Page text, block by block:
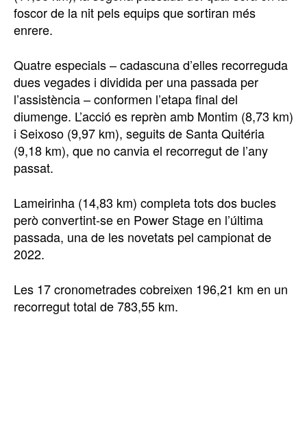
foscor de la nit pels equips que sortiran més
enrere.
Quatre especials – cadascuna d’elles recorreguda
dues vegades i dividida per una passada per
l’assistència – conformen l’etapa final del
diumenge. L’acció es reprèn amb Montim (8,73 km)
i Seixoso (9,97 km), seguits de Santa Quitéria
(9,18 km), que no canvia el recorregut de l’any
passat.
Lameirinha (14,83 km) completa tots dos bucles
però convertint-se en Power Stage en l’última
passada, una de les novetats pel campionat de
2022.
Les 17 cronometrades cobreixen 196,21 km en un
recorregut total de 783,55 km.